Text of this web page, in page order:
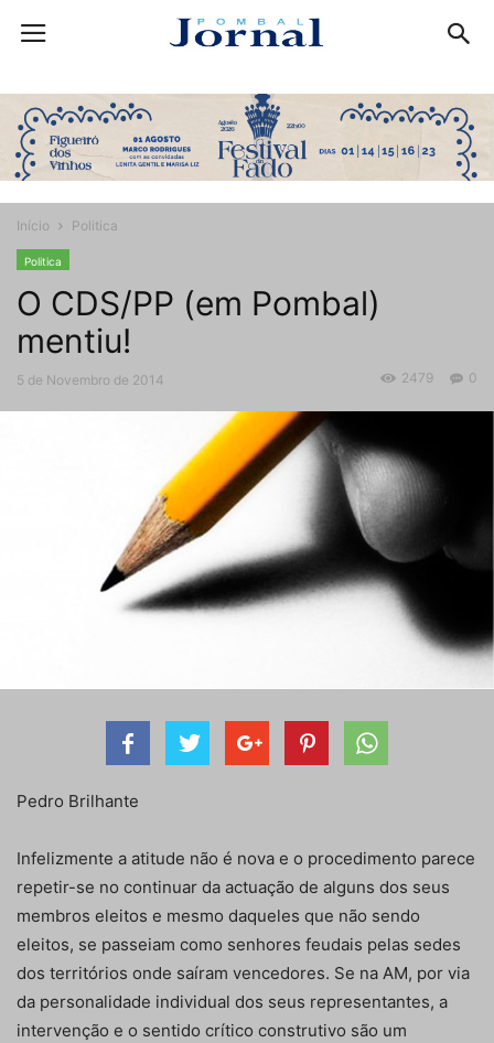
Início Politica
Politica
O CDS/PP (em Pombal)
mentiu!
5 de Novembro de 2014 0
2479
Pedro Brilhante
Infelizmente a atitude não é nova e o procedimento parece
repetir-se no continuar da actuação de alguns dos seus
membros eleitos e mesmo daqueles que não sendo
eleitos, se passeiam como senhores feudais pelas sedes
dos territórios onde saíram vencedores. Se na AM, por via
da personalidade individual dos seus representantes, a
intervenção e o sentido crítico construtivo são um